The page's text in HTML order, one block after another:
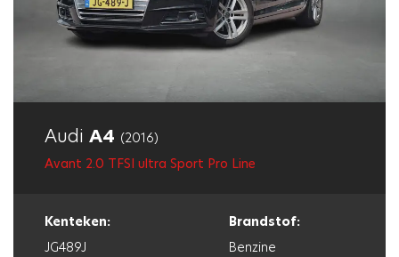
Audi A4 (2016)
Avant 2.0 TFSI ultra Sport Pro Line
Kenteken:
Brandstof:
JG489J
Benzine